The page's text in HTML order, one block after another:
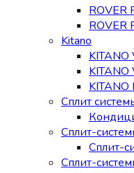
ROVER
ROVER
Kitano
KITANO
KITANO
KITANO
Сплит
Сплит-
Сплит-
Сплит-